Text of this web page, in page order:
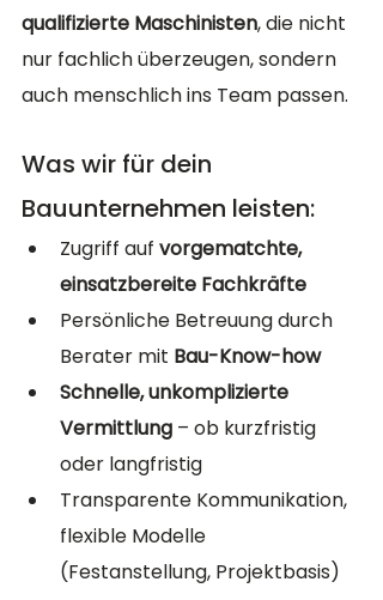
qualifizierte Maschinisten, die nicht
nur fachlich überzeugen, sondern
auch menschlich ins Team passen.
Was wir für dein
Bauunternehmen leisten:
Zugriff auf vorgematchte,
einsatzbereite Fachkräfte
Persönliche Betreuung durch
Berater mit Bau-Know-how
Schnelle, unkomplizierte
Vermittlung – ob kurzfristig
oder langfristig
Transparente Kommunikation,
flexible Modelle
(Festanstellung, Projektbasis)